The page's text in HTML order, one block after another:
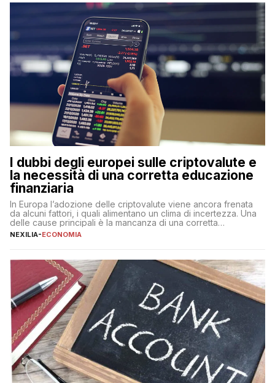
I dubbi degli europei sulle criptovalute e
la necessità di una corretta educazione
finanziaria
In Europa l’adozione delle criptovalute viene ancora frenata
da alcuni fattori, i quali alimentano un clima di incertezza. Una
delle cause principali è la mancanza di una corretta
educazione finanziaria, che impedisce ad una larga parte della
sulle criptovalute: […]
NEXILIA-ECONOMIA